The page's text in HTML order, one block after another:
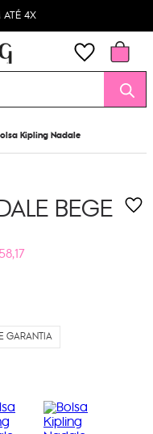
ATÉ 4X
Kipling Nadale
BEGE
GARANTIA